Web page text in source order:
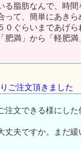
る脂肪なんで、時
って、簡単にあき
０ぐらいまであげ
肥満」から「軽肥
ご注文頂きました
注文できる様にし
丈夫ですか。まだ